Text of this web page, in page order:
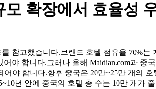
확장에서 효율성
참고했습니다.브랜드 호텔 점유율 70%
야 합니다.그러나 올해 Maidian.com과
야 합니다.향후 중국은 20만~25만 개의
년 안에 중국의 호텔 총 수는 10만 개가